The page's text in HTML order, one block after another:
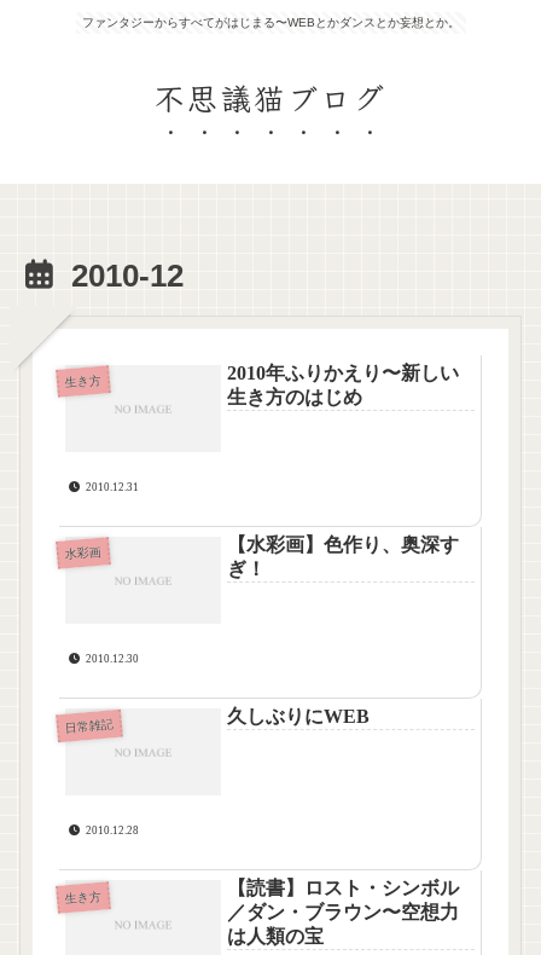
ファンタジーからすべてがはじまる〜WEBとかダンスとか妄想とか。
不思議猫ブログ
2010-12
生き方
2010年ふりかえり〜新しい
生き方のはじめ
2010.12.31
水彩画
【水彩画】色作り、奥深す
ぎ！
2010.12.30
日常雑記 久しぶりにWEB
2010.12.28
生き方
【読書】ロスト・シンボル
／ダン・ブラウン〜空想力
は人類の宝